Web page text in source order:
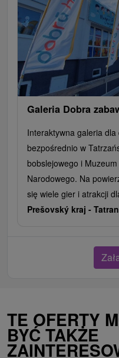
Galeria Dobra
Interaktywna galeria
bezpośrednio w
bobslejowego i
Narodowego. Na
się wiele gier i atrakcji
Prešovský kraj -
TE OFERTY
BYĆ TAKŻE